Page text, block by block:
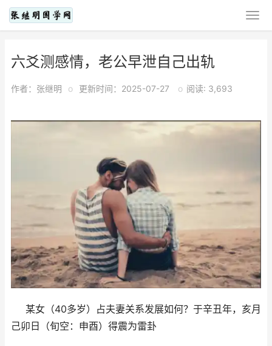
六爻测感情，老公早泄自己出轨
作者：张继明 o 更新时间：2025-07-27 o 阅读: 3,693
某女（40多岁）占夫妻关系发展如何？于辛丑年，亥月
己卯日（旬空：申酉）得震为雷卦